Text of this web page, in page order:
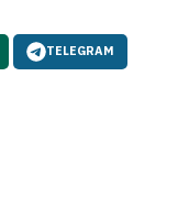
TELEGRAM